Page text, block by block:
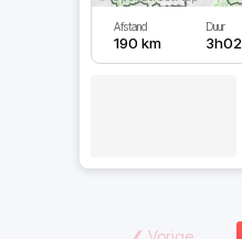
Afstand
190 km
Duur
3h02